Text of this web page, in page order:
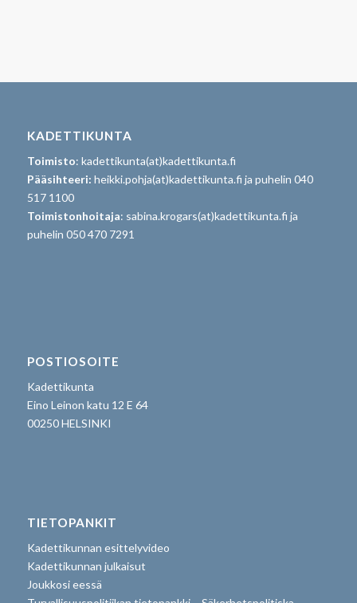
KADETTIKUNTA
Toimisto: kadettikunta(at)kadettikunta.fi
Pääsihteeri: heikki.pohja(at)kadettikunta.fi ja puhelin 040
517 1100
Toimistonhoitaja: sabina.krogars(at)kadettikunta.fi ja
puhelin 050 470 7291
POSTIOSOITE
Kadettikunta
Eino Leinon katu 12 E 64
00250 HELSINKI
TIETOPANKIT
Kadettikunnan esittelyvideo
Kadettikunnan julkaisut
Joukkosi eessä